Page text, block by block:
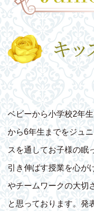
ベビーから小学校2年
から6年生までをジュ
スを通してお子様の眠
引き伸ばす授業を心が
やチームワークの大切
と思っております。発